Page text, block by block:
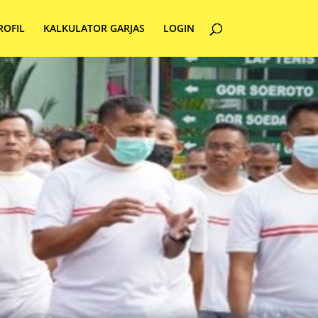
KALKULATOR GARJAS LOGIN